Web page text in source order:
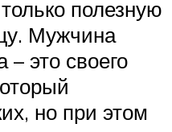
полезную
Мужчина
это своего
но при этом